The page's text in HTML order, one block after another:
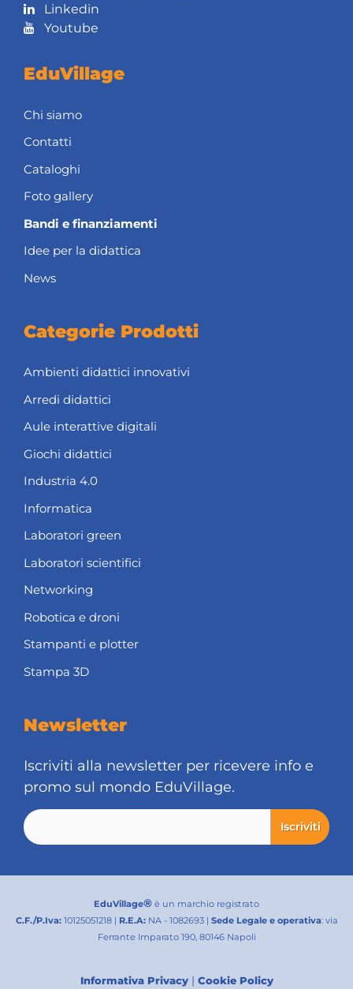
Linkedin
Youtube
EduVillage
Chi siamo
Contatti
Cataloghi
Foto gallery
Bandi e finanziamenti
Idee per la didattica
News
Categorie Prodotti
Ambienti didattici innovativi
Arredi didattici
Aule interattive digitali
Giochi didattici
Industria 4.0
Informatica
Laboratori green
Laboratori scientifici
Networking
Robotica e droni
Stampanti e plotter
Stampa 3D
Newsletter
Iscriviti alla newsletter per ricevere info e
promo sul mondo EduVillage.
EduVillage® è un marchio registrato
C.F./P.Iva: 10125051218 | R.E.A: NA - 1082693 | Sede Legale e operativa: via
Ferrante Imparato 190, 80146 Napoli
Informativa Privacy| Cookie Policy